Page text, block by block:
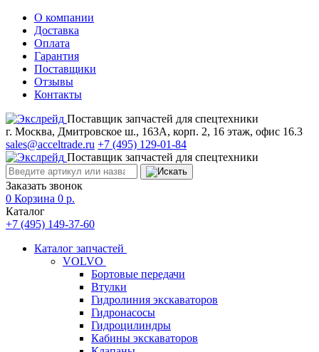
О компании
Доставка
Оплата
Гарантия
Поставщики
Отзывы
Контакты
Поставщик запчастей для спецтехники
г. Москва, Дмитровское ш., 163А, корп. 2, 16 этаж, офис 16.3
sales@acceltrade.ru +7 (495) 129-01-84
Поставщик запчастей для спецтехники
Заказать звонок
0 Корзина 0 р.
Каталог
+7 (495) 149-37-60
Каталог запчастей
VOLVO
Бортовые передачи
Втулки
Гидролиния экскаваторов
Гидронасосы
Гидроцилиндры
Кабины экскаваторов